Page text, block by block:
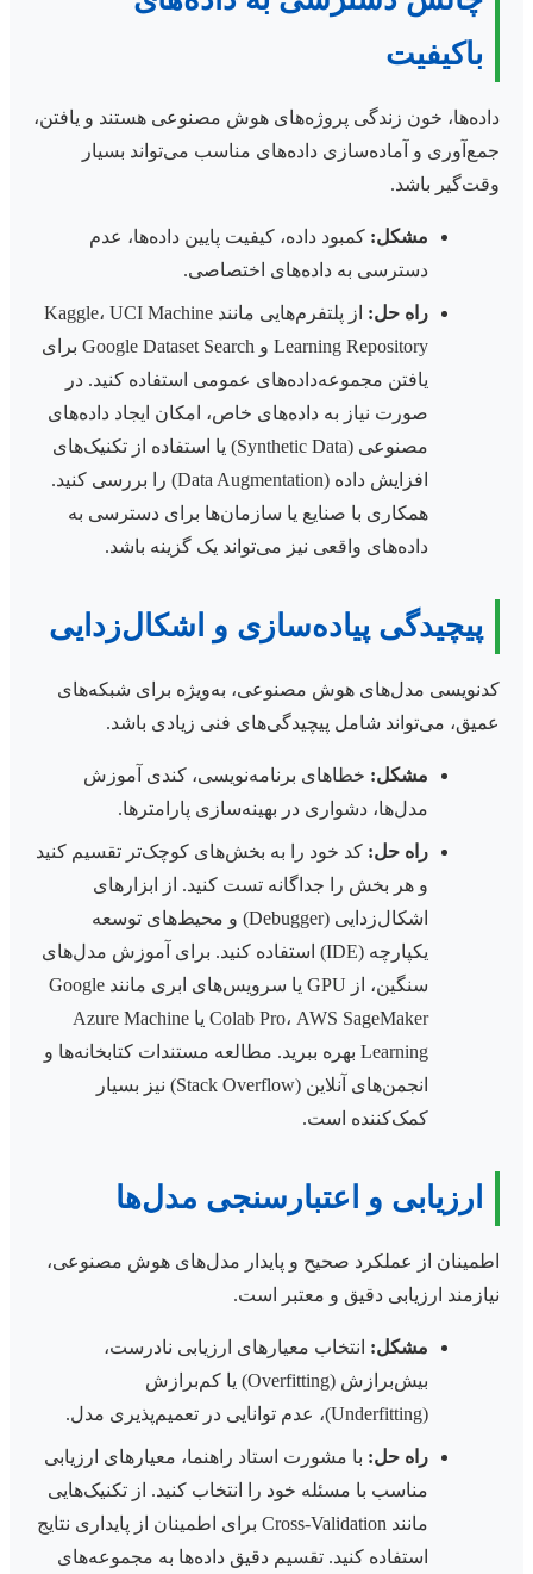
باکیفیت
داده‌ها، خون زندگی پروژه‌های هوش مصنوعی هستند و یافتن،
جمع‌آوری و آماده‌سازی داده‌های مناسب می‌تواند بسیار
وقت‌گیر باشد.
مشکل: کمبود داده، کیفیت پایین داده‌ها، عدم
دسترسی به داده‌های اختصاصی.
راه حل:
از پلتفرم‌هایی مانند Kaggle، UCI Machine
Learning Repository و Google Dataset Search برای
یافتن مجموعه‌داده‌های عمومی استفاده کنید. در
صورت نیاز به داده‌های خاص، امکان ایجاد داده‌های
مصنوعی (Synthetic Data) یا استفاده از تکنیک‌های
افزایش داده (Data Augmentation) را بررسی کنید.
همکاری با صنایع یا سازمان‌ها برای دسترسی به
داده‌های واقعی نیز می‌تواند یک گزینه باشد.
پیچیدگی پیاده‌سازی و اشکال‌زدایی
کدنویسی مدل‌های هوش مصنوعی، به‌ویژه برای شبکه‌های
عمیق، می‌تواند شامل پیچیدگی‌های فنی زیادی باشد.
مشکل: خطاهای برنامه‌نویسی، کندی آموزش
مدل‌ها، دشواری در بهینه‌سازی پارامترها.
راه حل: کد خود را به بخش‌های کوچک‌تر تقسیم کنید
و هر بخش را جداگانه تست کنید. از ابزارهای
اشکال‌زدایی (Debugger) و محیط‌های توسعه
یکپارچه (IDE) استفاده کنید. برای آموزش مدل‌های
سنگین، از GPU یا سرویس‌های ابری مانند Google
Colab Pro، AWS SageMaker یا Azure Machine
Learning بهره ببرید. مطالعه مستندات کتابخانه‌ها و
انجمن‌های آنلاین (Stack Overflow) نیز بسیار
کمک‌کننده است.
ارزیابی و اعتبارسنجی مدل‌ها
اطمینان از عملکرد صحیح و پایدار مدل‌های هوش مصنوعی،
نیازمند ارزیابی دقیق و معتبر است.
مشکل: انتخاب معیارهای ارزیابی نادرست،
بیش‌برازش (Overfitting) یا کم‌برازش
(Underfitting)، عدم توانایی در تعمیم‌پذیری مدل.
راه حل: با مشورت استاد راهنما، معیارهای ارزیابی
مناسب با مسئله خود را انتخاب کنید. از تکنیک‌هایی
مانند Cross-Validation برای اطمینان از پایداری نتایج
استفاده کنید. تقسیم دقیق داده‌ها به مجموعه‌های